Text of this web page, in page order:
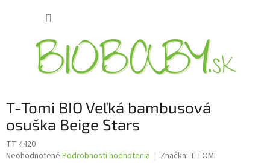
T-Tomi BIO Veľká bambusová
osuška Beige Stars
TT 4420
Priemerné
Neohodnotené Podrobnosti hodnotenia Značka: T-TOMI